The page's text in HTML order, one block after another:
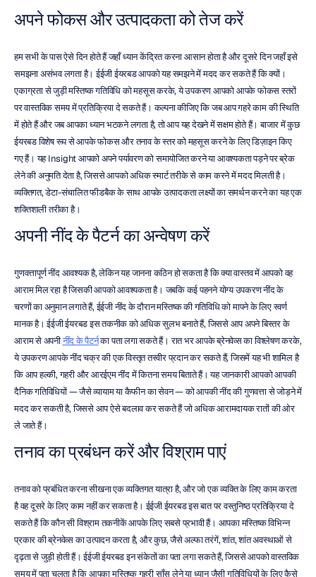
अपने फोकस और उत्पादकता को तेज करें
हम सभी के पास ऐसे दिन होते हैं जहाँ ध्यान केंद्रित करना आसान होता है और दूसरे दिन जहाँ इसे
समझना असंभव लगता है। ईईजी ईयरबड आपको यह समझने में मदद कर सकते हैं कि क्यों।
एकाग्रता से जुड़ी मस्तिष्क गतिविधि को महसूस करके, ये उपकरण आपको आपके फोकस स्तरों
पर वास्तविक समय में प्रतिक्रिया दे सकते हैं। कल्पना कीजिए कि जब आप गहरे काम की स्थिति
में होते हैं और जब आपका ध्यान भटकने लगता है, तो आप यह देखने में सक्षम होते हैं। बाजार में कुछ
ईयरबड विशेष रूप से आपके फोकस और तनाव के स्तर को महसूस करने के लिए डिज़ाइन किए
गए हैं। यह Insight आपको अपने पर्यावरण को समायोजित करने या आवश्यकता पड़ने पर ब्रेक
लेने की अनुमति देता है, जिससे आपको अधिक स्मार्ट तरीके से काम करने में मदद मिलती है।
व्यक्तिगत, डेटा-संचालित फीडबैक के साथ आपके उत्पादकता लक्ष्यों का समर्थन करने का यह एक
शक्तिशाली तरीका है।
अपनी नींद के पैटर्न का अन्वेषण करें
गुणवत्तापूर्ण नींद आवश्यक है, लेकिन यह जानना कठिन हो सकता है कि क्या वास्तव में आपको वह
आराम मिल रहा है जिसकी आपको आवश्यकता है। जबकि कई पहनने योग्य उपकरण नींद के
चरणों का अनुमान लगाते हैं, ईईजी नींद के दौरान मस्तिष्क की गतिविधि को मापने के लिए स्वर्ण
मानक है। ईईजी ईयरबड इस तकनीक को अधिक सुलभ बनाते हैं, जिससे आप अपने बिस्तर के
आराम से अपनी नींद के पैटर्न का पता लगा सकते हैं। रात भर आपके ब्रेनवेव्स का विश्लेषण करके,
ये उपकरण आपके नींद चक्र की एक विस्तृत तस्वीर प्रदान कर सकते हैं, जिसमें यह भी शामिल है
कि आप हल्की, गहरी और आरईएम नींद में कितना समय बिताते हैं। यह जानकारी आपको आपकी
दैनिक गतिविधियों — जैसे व्यायाम या कैफीन का सेवन — को आपकी नींद की गुणवत्ता से जोड़ने में
मदद कर सकती है, जिससे आप ऐसे बदलाव कर सकते हैं जो अधिक आरामदायक रातों की ओर
ले जाते हैं।
तनाव का प्रबंधन करें और विश्राम पाएं
तनाव को प्रबंधित करना सीखना एक व्यक्तिगत यात्रा है, और जो एक व्यक्ति के लिए काम करता
है वह दूसरे के लिए काम नहीं कर सकता है। ईईजी ईयरबड इस बात पर वस्तुनिष्ठ प्रतिक्रिया दे
सकते हैं कि कौन सी विश्राम तकनीकें आपके लिए सबसे प्रभावी हैं। आपका मस्तिष्क विभिन्न
प्रकार की ब्रेनवेव्स का उत्पादन करता है, और कुछ, जैसे अल्फा तरंगें, शांत, शांत अवस्थाओं से
दृढ़ता से जुड़ी होती हैं। ईईजी ईयरबड इन संकेतों का पता लगा सकते हैं, जिससे आपको वास्तविक
समय में पता चलता है कि आपका मस्तिष्क गहरी साँस लेने या ध्यान जैसी गतिविधियों के लिए कैसे